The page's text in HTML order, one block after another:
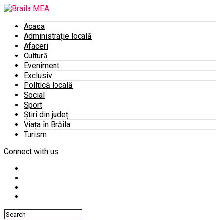
Acasa
Administrație locală
Afaceri
Cultură
Eveniment
Exclusiv
Politică locală
Social
Sport
Știri din județ
Viața în Brăila
Turism
Connect with us